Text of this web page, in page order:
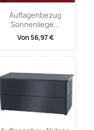
Auflagenbezug
Sonnenliege...
Von 56,97 €